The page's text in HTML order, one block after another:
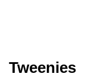
Tweenies